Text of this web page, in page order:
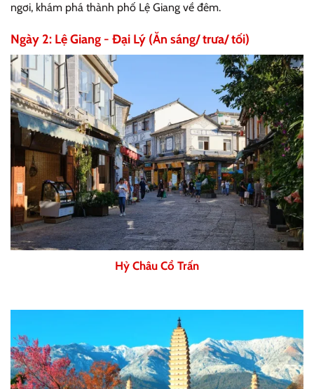
ngơi, khám phá thành phố Lệ Giang về đêm.
Ngày 2: Lệ Giang - Đại Lý (Ăn sáng/ trưa/ tối)
Hỷ Châu Cổ Trấn